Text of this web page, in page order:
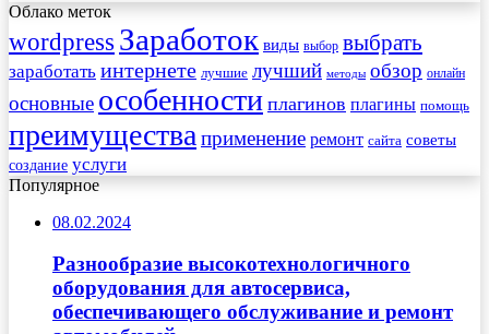
Облако меток
wordpress Заработок виды выбор выбрать
заработать интернете лучшие лучший методы обзор онлайн
основные особенности плагинов плагины помощь
преимущества применение ремонт сайта советы
создание услуги
Популярное
08.02.2024
Разнообразие высокотехнологичного
оборудования для автосервиса,
обеспечивающего обслуживание и ремонт